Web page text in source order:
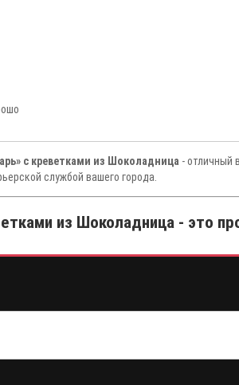
с креветками из Шоколадница - отличный
службой вашего города.
из Шоколадница - это